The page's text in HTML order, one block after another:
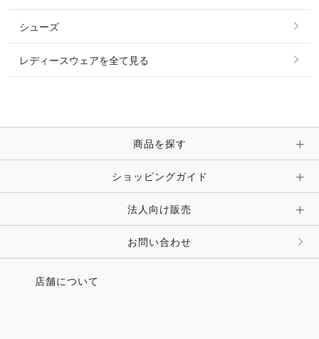
マフラー・スカーフ・ストール・スヌード
時計・財布・キーケース・革小物
キーホルダー・チャーム・ストラップ
ピアス・イヤリング
ピン・ブローチ・コサージュ
その他 アクセサリー
シューズ
レディースウェアを全て見る
商品を探す
ショッピングガイド
法人向け販売
お問い合わせ
店舗について